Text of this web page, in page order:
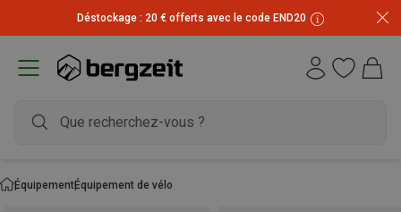
Inscrivez-vous à la newsletter et recevez 10 € !
ÉquipementÉquipement de vélo